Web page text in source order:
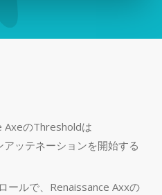
AxeのThresholdは
ッテネーションを開始する
ールで、Renaissance Axxの